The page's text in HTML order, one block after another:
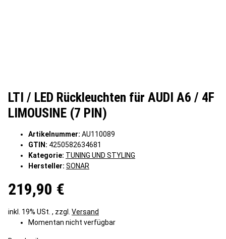
LTI / LED Rückleuchten für AUDI A6 / 4F
LIMOUSINE (7 PIN)
Artikelnummer: AU110089
GTIN: 4250582634681
Kategorie: TUNING UND STYLING
Hersteller: SONAR
219,90 €
inkl. 19% USt. , zzgl. Versand
Momentan nicht verfügbar